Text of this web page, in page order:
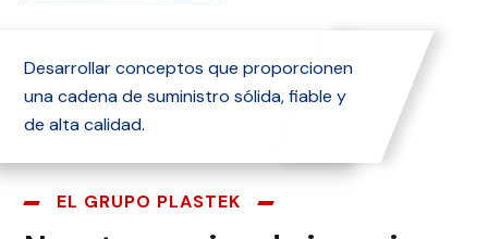
Desarrollar conceptos que proporcionen
una cadena de suministro sólida, fiable y
de alta calidad.
EL GRUPO PLASTEK